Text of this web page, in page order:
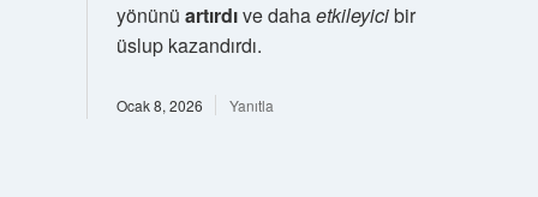
yönünü artırdıve dahaetkileyicibir
üslup kazandırdı.
Ocak 8, 2026 Yanıtla